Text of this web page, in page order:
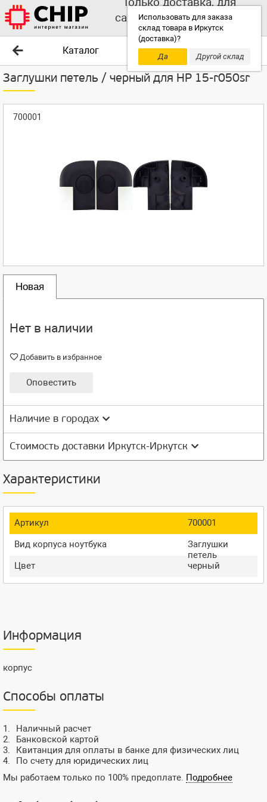
Использовать для заказа
склад товара в Иркутск
(доставка)?
Да
Другой склад
самовывоза выбирайте
другой склад!
Каталог
Заглушки петель / черный для HP 15-r050sr
700001
Новая
Нет в наличии
Добавить в избранное
Оповестить
Наличие в городах
Стоимость доставки Иркутск-Иркутск
Характеристики
Артикул
700001
Вид корпуса ноутбука
Заглушки
петель
Цвет
черный
Информация
корпус
Способы оплаты
Наличный расчет
Банковской картой
Квитанция для оплаты в банке для физических лиц
По счету для юридических лиц
Мы работаем только по 100% предоплате. Подробнее